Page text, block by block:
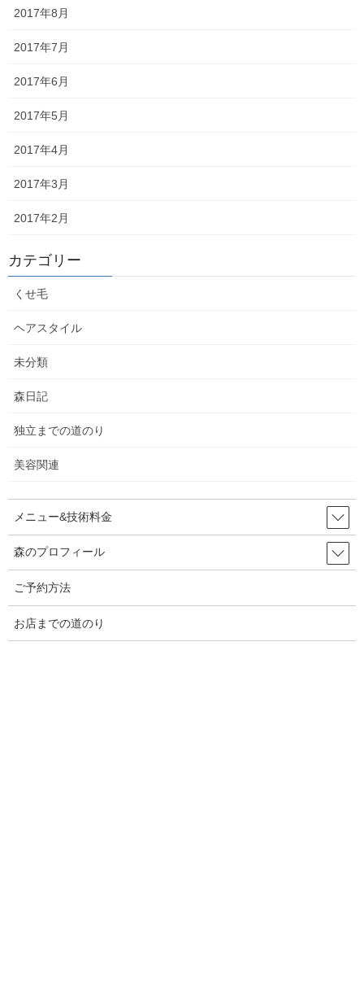
2024年7月
2024年6月
2024年5月
2024年4月
2024年3月
2024年2月
2024年1月
2023年10月
2023年9月
2023年8月
2017年8月
2017年7月
2017年6月
2017年5月
2017年4月
2017年3月
2017年2月
カテゴリー
くせ毛
ヘアスタイル
未分類
森日記
独立までの道のり
美容関連
メニュー&技術料金
森のプロフィール
ご予約方法
お店までの道のり